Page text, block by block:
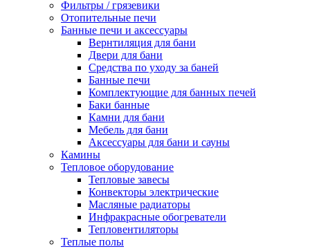
Фильтры / грязевики
Отопительные печи
Банные печи и аксессуары
Вернтиляция для бани
Двери для бани
Средства по уходу за баней
Банные печи
Комплектующие для банных печей
Баки банные
Камни для бани
Мебель для бани
Аксессуары для бани и сауны
Камины
Тепловое оборудование
Тепловые завесы
Конвекторы электрические
Масляные радиаторы
Инфракрасные обогреватели
Тепловентиляторы
Теплые полы